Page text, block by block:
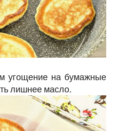
угощение на бумажные
лишнее масло.